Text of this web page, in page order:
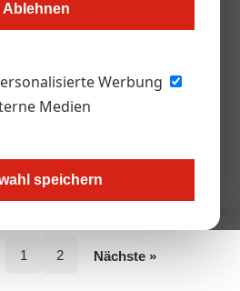
Ablehnen
Werbung
Medien
speichern
Autor.
1 2 Nächste »